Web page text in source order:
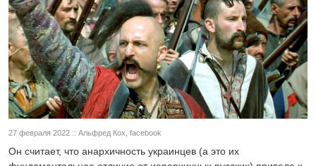
27 февраля 2022 :: Альфред Кох, facebook
Он считает, что анархичность украинцев (а это их